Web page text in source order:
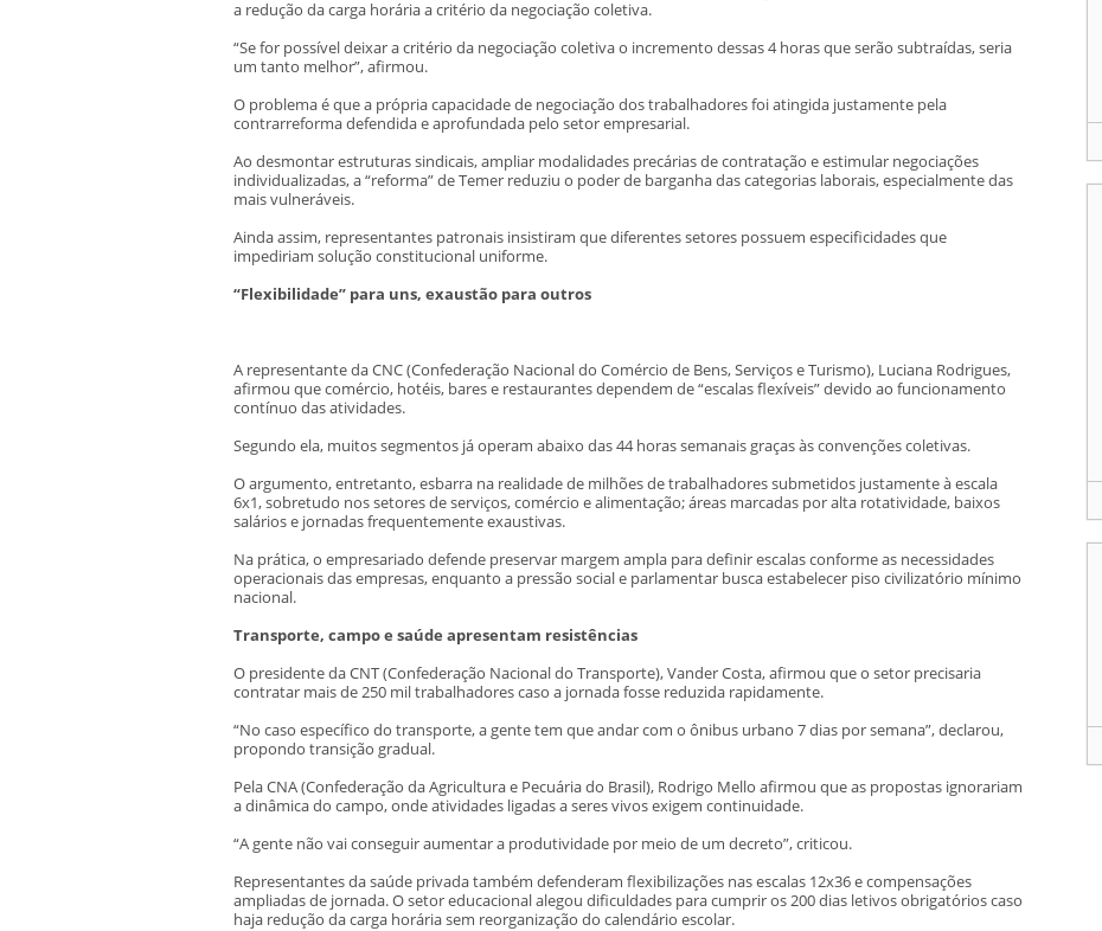
a redução da carga horária a critério da negociação coletiva.
“Se for possível deixar a critério da negociação coletiva o incremento dessas 4 horas que serão subtraídas, seria
um tanto melhor”, afirmou.
O problema é que a própria capacidade de negociação dos trabalhadores foi atingida justamente pela
contrarreforma defendida e aprofundada pelo setor empresarial.
Ao desmontar estruturas sindicais, ampliar modalidades precárias de contratação e estimular negociações
individualizadas, a “reforma” de Temer reduziu o poder de barganha das categorias laborais, especialmente das
mais vulneráveis.
Ainda assim, representantes patronais insistiram que diferentes setores possuem especificidades que
impediriam solução constitucional uniforme.
“Flexibilidade” para uns, exaustão para outros
A representante da CNC (Confederação Nacional do Comércio de Bens, Serviços e Turismo), Luciana Rodrigues,
afirmou que comércio, hotéis, bares e restaurantes dependem de “escalas flexíveis” devido ao funcionamento
contínuo das atividades.
Segundo ela, muitos segmentos já operam abaixo das 44 horas semanais graças às convenções coletivas.
O argumento, entretanto, esbarra na realidade de milhões de trabalhadores submetidos justamente à escala
6x1, sobretudo nos setores de serviços, comércio e alimentação; áreas marcadas por alta rotatividade, baixos
salários e jornadas frequentemente exaustivas.
Na prática, o empresariado defende preservar margem ampla para definir escalas conforme as necessidades
operacionais das empresas, enquanto a pressão social e parlamentar busca estabelecer piso civilizatório mínimo
nacional.
Transporte, campo e saúde apresentam resistências
O presidente da CNT (Confederação Nacional do Transporte), Vander Costa, afirmou que o setor precisaria
contratar mais de 250 mil trabalhadores caso a jornada fosse reduzida rapidamente.
“No caso específico do transporte, a gente tem que andar com o ônibus urbano 7 dias por semana”, declarou,
propondo transição gradual.
Pela CNA (Confederação da Agricultura e Pecuária do Brasil), Rodrigo Mello afirmou que as propostas ignorariam
a dinâmica do campo, onde atividades ligadas a seres vivos exigem continuidade.
“A gente não vai conseguir aumentar a produtividade por meio de um decreto”, criticou.
Representantes da saúde privada também defenderam flexibilizações nas escalas 12x36 e compensações
ampliadas de jornada. O setor educacional alegou dificuldades para cumprir os 200 dias letivos obrigatórios caso
haja redução da carga horária sem reorganização do calendário escolar.